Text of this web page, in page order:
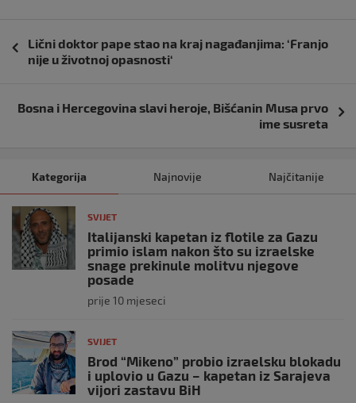
objava
Lični doktor pape stao na kraj nagađanjima: ‘Franjo
nije u životnoj opasnosti‘
Bosna i Hercegovina slavi heroje, Bišćanin Musa prvo
ime susreta
Kategorija Najnovije Najčitanije
SVIJET
Italijanski kapetan iz flotile za Gazu
primio islam nakon što su izraelske
snage prekinule molitvu njegove
posade
prije 10 mjeseci
SVIJET
Brod “Mikeno” probio izraelsku blokadu
i uplovio u Gazu – kapetan iz Sarajeva
vijori zastavu BiH